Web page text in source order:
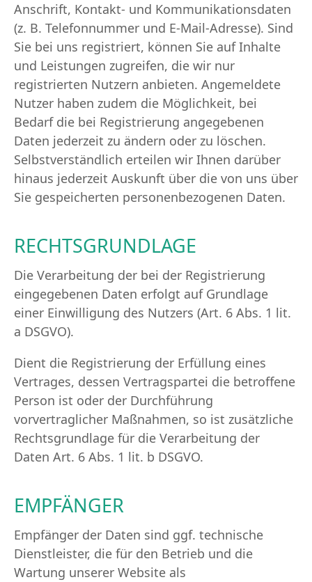
Anschrift, Kontakt- und Kommunikationsdaten
(z. B. Telefonnummer und E-Mail-Adresse). Sind
Sie bei uns registriert, können Sie auf Inhalte
und Leistungen zugreifen, die wir nur
registrierten Nutzern anbieten. Angemeldete
Nutzer haben zudem die Möglichkeit, bei
Bedarf die bei Registrierung angegebenen
Daten jederzeit zu ändern oder zu löschen.
Selbstverständlich erteilen wir Ihnen darüber
hinaus jederzeit Auskunft über die von uns über
Sie gespeicherten personenbezogenen Daten.
RECHTSGRUNDLAGE
Die Verarbeitung der bei der Registrierung
eingegebenen Daten erfolgt auf Grundlage
einer Einwilligung des Nutzers (Art. 6 Abs. 1 lit.
a DSGVO).
Dient die Registrierung der Erfüllung eines
Vertrages, dessen Vertragspartei die betroffene
Person ist oder der Durchführung
vorvertraglicher Maßnahmen, so ist zusätzliche
Rechtsgrundlage für die Verarbeitung der
Daten Art. 6 Abs. 1 lit. b DSGVO.
EMPFÄNGER
Empfänger der Daten sind ggf. technische
Dienstleister, die für den Betrieb und die
Wartung unserer Website als